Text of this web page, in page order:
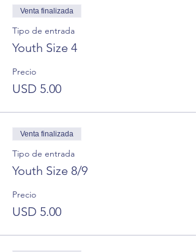
Venta finalizada
Tipo de entrada
Youth Size 4
Precio
USD 5.00
Venta finalizada
Tipo de entrada
Youth Size 8/9
Precio
USD 5.00